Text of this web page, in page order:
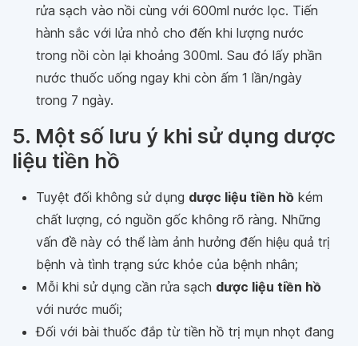
rửa sạch vào nồi cùng với 600ml nước lọc. Tiến
hành sắc với lửa nhỏ cho đến khi lượng nước
trong nồi còn lại khoảng 300ml. Sau đó lấy phần
nước thuốc uống ngay khi còn ấm 1 lần/ngày
trong 7 ngày.
5. Một số lưu ý khi sử dụng dược
liệu tiền hồ
Tuyệt đối không sử dụng dược liệu tiền hồ kém
chất lượng, có nguồn gốc không rõ ràng. Những
vấn đề này có thể làm ảnh hưởng đến hiệu quả trị
bệnh và tình trạng sức khỏe của bệnh nhân;
Mỗi khi sử dụng cần rửa sạch dược liệu tiền hồ
với nước muối;
Đối với bài thuốc đắp từ tiền hồ trị mụn nhọt đang